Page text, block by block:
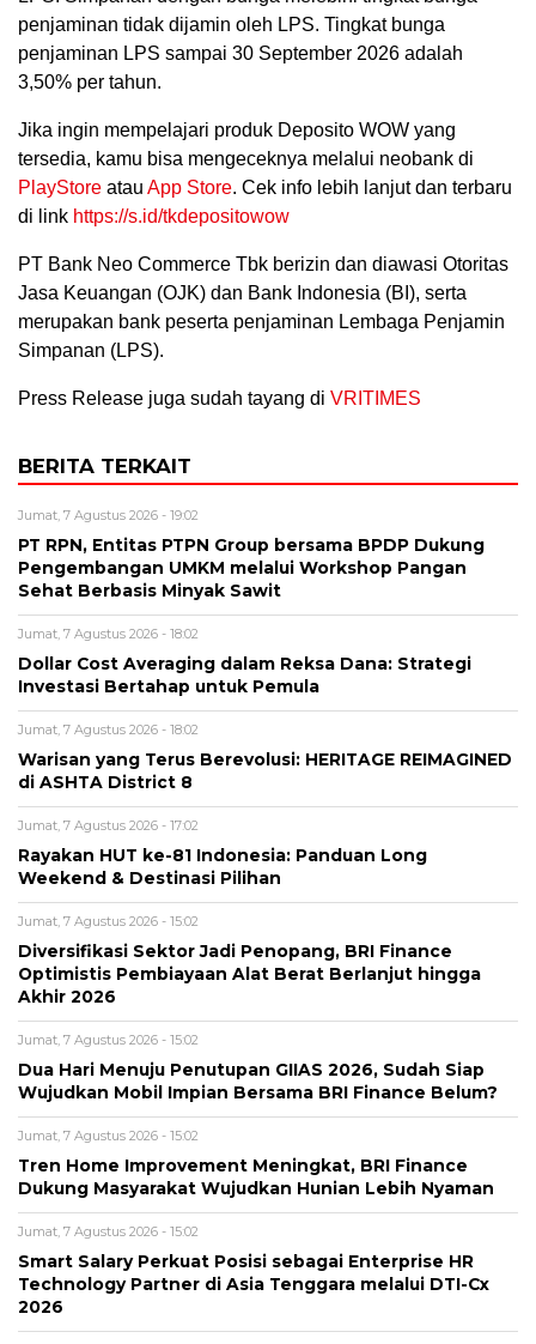
penjaminan tidak dijamin oleh LPS. Tingkat bunga
penjaminan LPS sampai 30 September 2026 adalah
3,50% per tahun.
Jika ingin mempelajari produk Deposito WOW yang
tersedia, kamu bisa mengeceknya melalui neobank di
PlayStore atau App Store. Cek info lebih lanjut dan terbaru
di link https://s.id/tkdepositowow
PT Bank Neo Commerce Tbk berizin dan diawasi Otoritas
Jasa Keuangan (OJK) dan Bank Indonesia (BI), serta
merupakan bank peserta penjaminan Lembaga Penjamin
Simpanan (LPS).
Press Release juga sudah tayang di VRITIMES
BERITA TERKAIT
Jumat, 7 Agustus 2026 - 19:02
PT RPN, Entitas PTPN Group bersama BPDP Dukung
Pengembangan UMKM melalui Workshop Pangan
Sehat Berbasis Minyak Sawit
Jumat, 7 Agustus 2026 - 18:02
Dollar Cost Averaging dalam Reksa Dana: Strategi
Investasi Bertahap untuk Pemula
Jumat, 7 Agustus 2026 - 18:02
Warisan yang Terus Berevolusi: HERITAGE REIMAGINED
di ASHTA District 8
Jumat, 7 Agustus 2026 - 17:02
Rayakan HUT ke-81 Indonesia: Panduan Long
Weekend & Destinasi Pilihan
Jumat, 7 Agustus 2026 - 15:02
Diversifikasi Sektor Jadi Penopang, BRI Finance
Optimistis Pembiayaan Alat Berat Berlanjut hingga
Akhir 2026
Jumat, 7 Agustus 2026 - 15:02
Dua Hari Menuju Penutupan GIIAS 2026, Sudah Siap
Wujudkan Mobil Impian Bersama BRI Finance Belum?
Jumat, 7 Agustus 2026 - 15:02
Tren Home Improvement Meningkat, BRI Finance
Dukung Masyarakat Wujudkan Hunian Lebih Nyaman
Jumat, 7 Agustus 2026 - 15:02
Smart Salary Perkuat Posisi sebagai Enterprise HR
Technology Partner di Asia Tenggara melalui DTI-Cx
2026